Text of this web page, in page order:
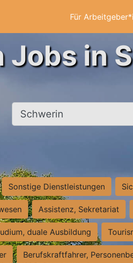
Für
Jobs in
Ort, Stadt
Sonstige Dienstleistungen
Assistenz, Sekretariat
duale Ausbildung
Berufskraftfahrer,